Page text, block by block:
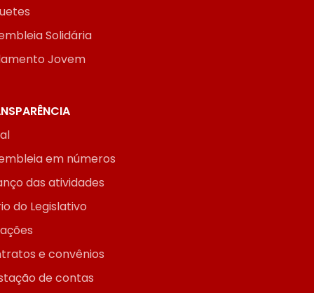
Solidária
Jovem
em números
das atividades
do Legislativo
e convênios
de contas